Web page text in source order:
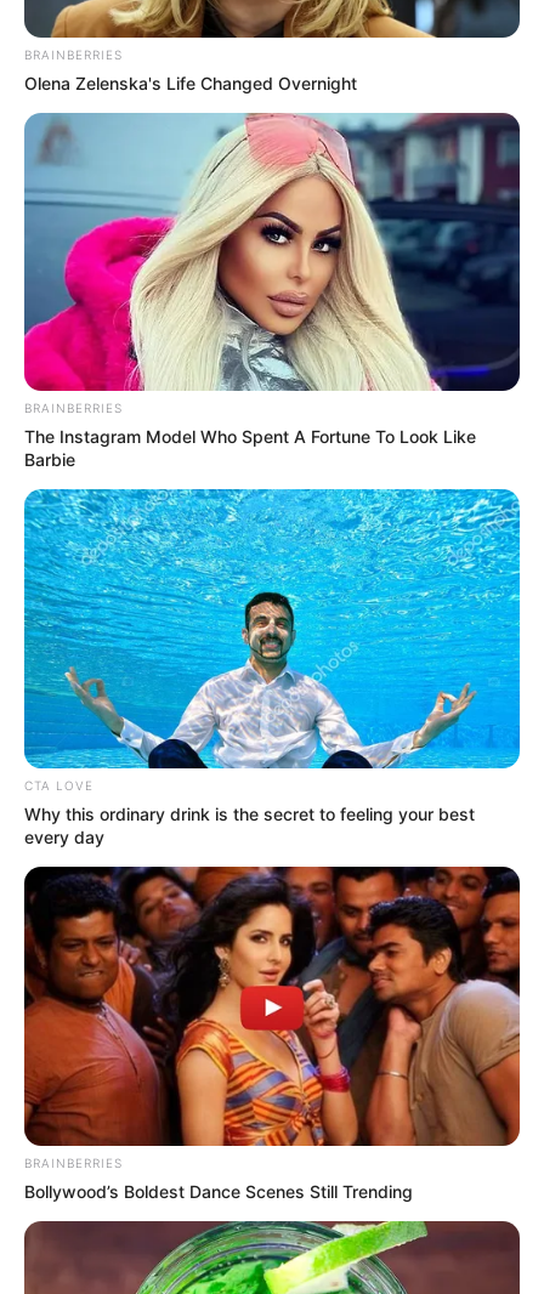
EMBALSES
A ahorrar agua: este es el nivel actual
de los embalses que abastecen a
Bogotá
RACIONAMIENTO DE AGUA
EN BOGOTÁ
Bogotá siguen
recuperándose para
ahorrar agua sigue siendo
necesario
RACIONAMIENTO DE AGUA
EN BOGOTÁ
Embalses que abastecen a
Bogotá se acercan al 60%
de capacidad: ¿suficiente
para evitar racionamientos
por El Niño?
EN BOGOTÁ
Revive el fantasma del
racionamiento de agua en
Bogotá: la advertencia
oficial que preocupa
EMBALSES
¿Disminuye la probabilidad
de un racionamiento de
no cogería a la ciudad por
sorpresa como el año
pasado
BRAINBERRIES
Olena Zelenska's Life Changed Overnight
BRAINBERRIES
The Instagram Model Who Spent A Fortune To Look Like
Barbie
CTA LOVE
Why this ordinary drink is the secret to feeling your best
every day
BRAINBERRIES
Bollywood’s Boldest Dance Scenes Still Trending